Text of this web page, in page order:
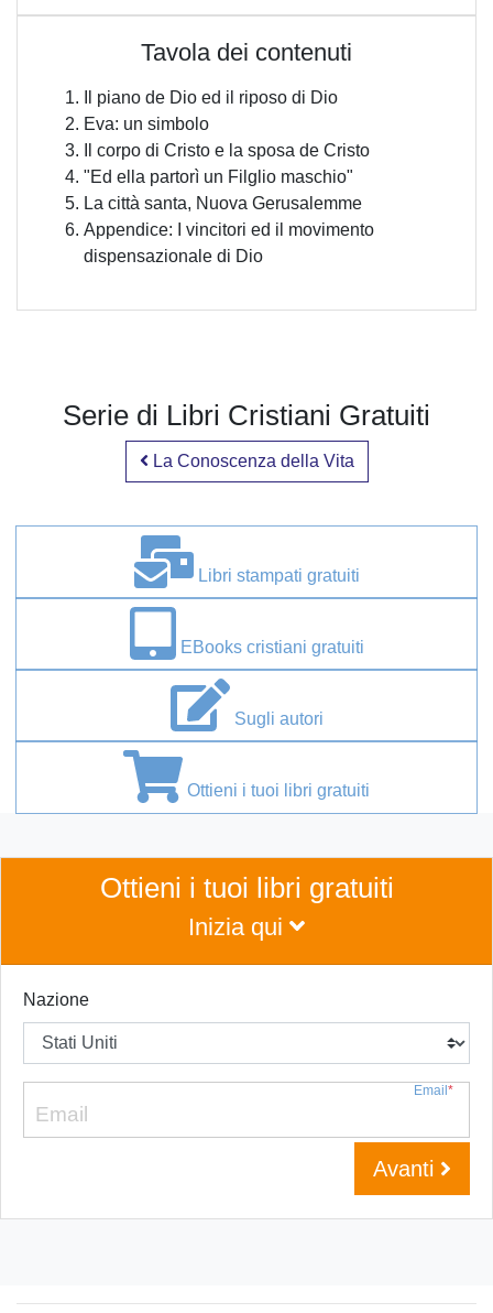
Tavola dei contenuti
Il piano de Dio ed il riposo di Dio
Eva: un simbolo
Il corpo di Cristo e la sposa de Cristo
"Ed ella partorì un Filglio maschio"
La città santa, Nuova Gerusalemme
Appendice: I vincitori ed il movimento
dispensazionale di Dio
Serie di Libri Cristiani Gratuiti
La Conoscenza della Vita
Libri stampati gratuiti
EBooks cristiani gratuiti
Sugli autori
Ottieni i tuoi libri gratuiti
Ottieni i tuoi libri gratuiti
Inizia qui
Nazione
Email *
Avanti